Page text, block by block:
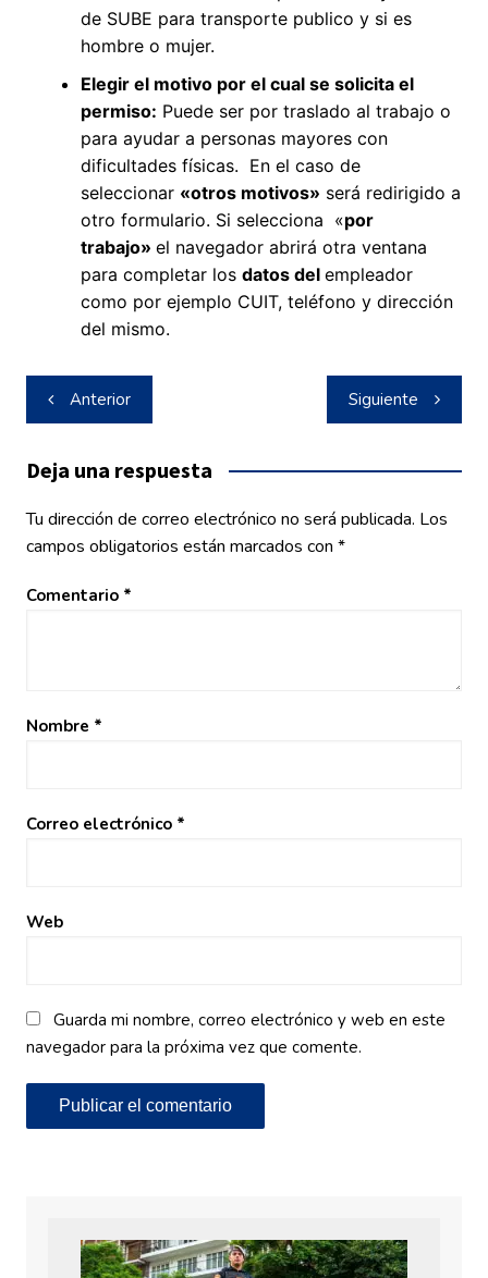
de SUBE para transporte publico y si es
hombre o mujer.
Elegir el motivo por el cual se solicita el
permiso: Puede ser por traslado al trabajo o
para ayudar a personas mayores con
dificultades físicas. En el caso de
seleccionar «otros motivos» será redirigido a
otro formulario. Si selecciona «por
trabajo» el navegador abrirá otra ventana
para completar los datos del empleador
como por ejemplo CUIT, teléfono y dirección
del mismo.
Navegación
de
entradas
Anterior Siguiente
Deja una respuesta
Tu dirección de correo electrónico no será publicada. Los
campos obligatorios están marcados con *
Comentario *
Nombre *
Correo electrónico *
Web
Guarda mi nombre, correo electrónico y web en este
navegador para la próxima vez que comente.